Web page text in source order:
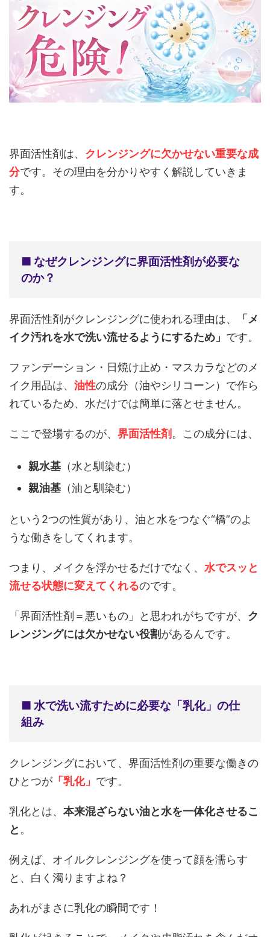
界面活性剤は、 クレンジングに欠かせない重要な成
分です。その理由を分かりやすく解説していきま
す。
■ なぜクレンジングに界面活性剤が必要な
のか？
界面活性剤がクレンジングに使われる理由は、
「メ
イク汚れを水で洗い流せるようにするため」 です。
ファンデーション・日焼け止め・マスカラなどのメ
イク用品は、 油性の成分（油やシリコーン）で作ら
れているため、水だけでは簡単に落とせません。
ここで登場するのが、 界面活性剤 。この成分には、
親水基 （水と馴染む）
親油基 （油と馴染む）
という2つの性質があり、油と水をつなぐ“橋”のよ
うな働きをしてくれます。
つまり、メイクを浮かせるだけでなく、 水でスッと
流せる状態に変えてくれるのです。
「界面活性剤＝悪いもの」と思われがちですが、 ク
レンジングには欠かせない役割があるんです。
■ 水で洗い流すために必要な「乳化」の仕
組み
クレンジングにおいて、界面活性剤の重要な働きの
ひとつが 「乳化」 です。
乳化とは、 本来混ざらない油と水を一体化させるこ
と 。
例えば、オイルクレンジングを使って顔を濡らす
と、白く濁りますよね？
あれがまさに乳化の瞬間です！